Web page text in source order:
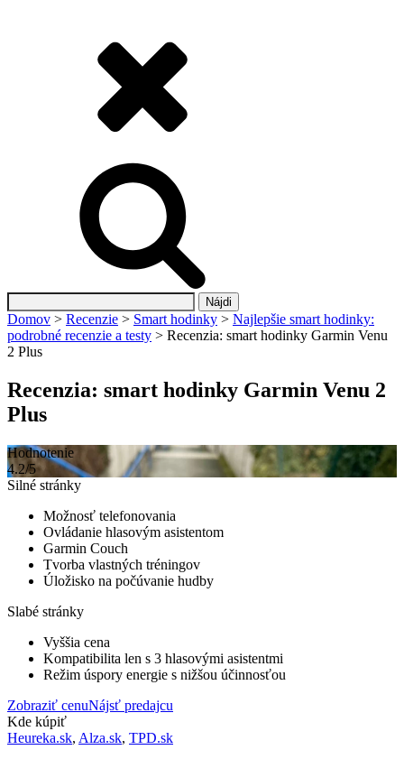
Hľadať:
Domov > Recenzie > Smart hodinky > Najlepšie smart hodinky:
podrobné recenzie a testy > Recenzia: smart hodinky Garmin Venu
2 Plus
Recenzia: smart hodinky Garmin Venu 2
Plus
Hodnotenie
4.2/5
Silné stránky
Možnosť telefonovania
Ovládanie hlasovým asistentom
Garmin Couch
Tvorba vlastných tréningov
Úložisko na počúvanie hudby
Slabé stránky
Vyššia cena
Kompatibilita len s 3 hlasovými asistentmi
Režim úspory energie s nižšou účinnosťou
Zobraziť cenuNájsť predajcu
Kde kúpiť
Heureka.sk, Alza.sk, TPD.sk